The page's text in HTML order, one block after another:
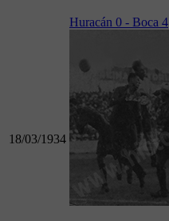
18/03/1934
Huracán 0 - Boca 4